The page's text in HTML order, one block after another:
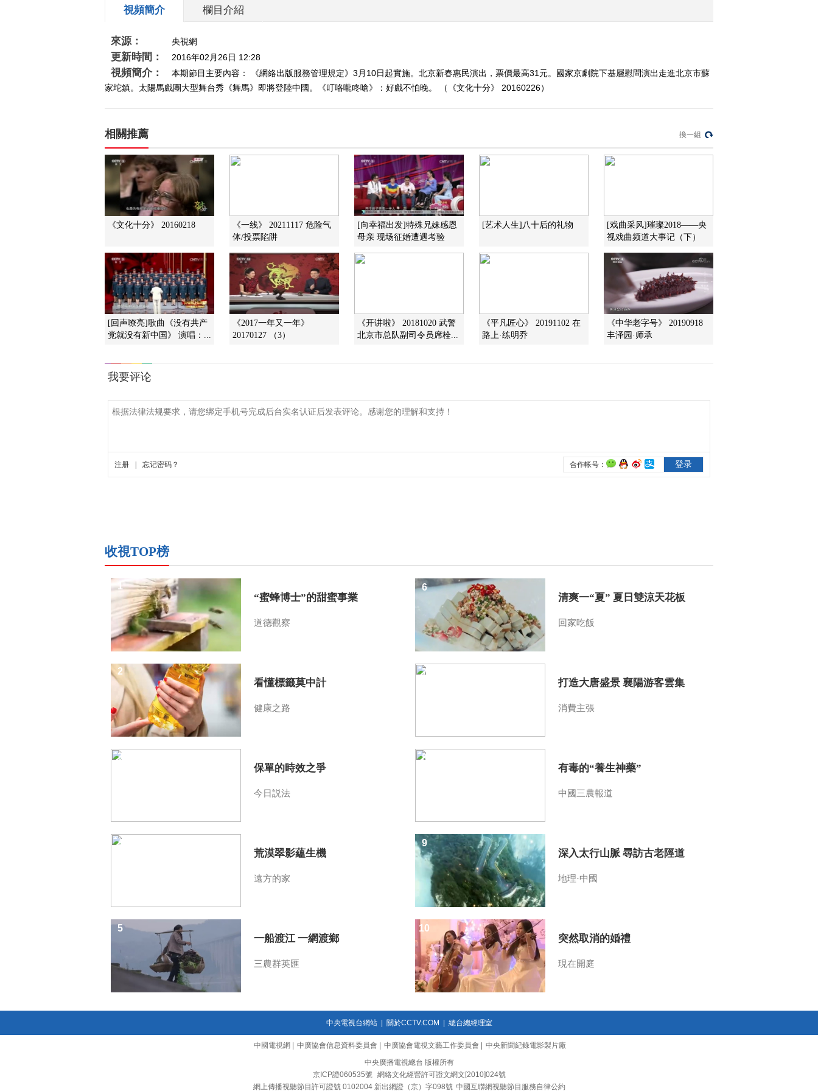
2016-02-19 12:23:09
2016-02-18 12:37:10
《文化十分》 20160217
2016-02-17 12:42:09
《文化十分》 20160216
2016-02-16 12:36:10
《文化十分》 20160213
2016-02-12 12:25:09
2016-02-09 12:54:09
《文化十分》 20160204
2016-02-02 13:52:07
視頻簡介 欄目介紹
來源： 央視網
更新時間： 2016年02月26日 12:28
視頻簡介：
本期節目主要內容： 《網絡出版服務管理規定》3月10日起實施。北京新春惠民演出，票價最高31元。國家京劇院下基層慰問演出走進北京市蘇
家坨鎮。太陽馬戲團大型舞台秀《舞馬》即將登陸中國。《叮咯嚨咚嗆》：好戲不怕晚。 （《文化十分》 20160226）
相關推薦 換一組
《文化十分》 20160218
《一线》 20211117 危险气
体/投票陷阱
[向幸福出发]特殊兄妹感恩
母亲 现场征婚遭遇考验
[艺术人生]八十后的礼物
[戏曲采风]璀璨2018——央
视戏曲频道大事记（下）
[回声嘹亮]歌曲《没有共产
党就没有新中国》 演唱：...
《2017一年又一年》
20170127 （3）
《开讲啦》 20181020 武警
北京市总队副司令员席栓...
《平凡匠心》 20191102 在
路上·练明乔
《中华老字号》 20190918
丰泽园·师承
收視TOP榜
“蜜蜂博士”的甜蜜事業
道德觀察
1
看懂標籤莫中計
健康之路
2
保單的時效之爭
今日説法
3
荒漠翠影蘊生機
遠方的家
4
一船渡江 一網渡鄉
三農群英匯
5
清爽一“夏” 夏日雙涼天花板
回家吃飯
6
打造大唐盛景 襄陽游客雲集
消費主張
7
有毒的“養生神藥”
中國三農報道
8
深入太行山脈 尋訪古老陘道
地理·中國
9
突然取消的婚禮
現在開庭
10
中央電視台網站| 關於CCTV.COM 總台總經理室
中國電視網 中廣協會信息資料委員會 中廣協會電視文藝工作委員會
中央新聞紀錄電影製片廠
中央廣播電視總台 版權所有
京ICP證060535號
網絡文化經營許可證文網文[2010]024號
網上傳播視聽節目許可證號 0102004 新出網證（京）字098號 中國互聯網視聽節目服務自律公約